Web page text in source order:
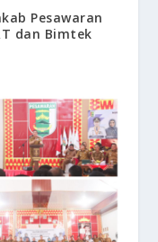
Pesawaran
dan Bimtek